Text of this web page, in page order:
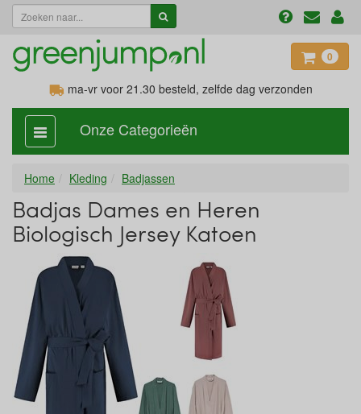
0
ma-vr voor 21.30 besteld, zelfde dag verzonden
categorie
aan,
Onze Categorieën
Home Kleding Badjassen
Badjas Dames en Heren
Biologisch Jersey Katoen